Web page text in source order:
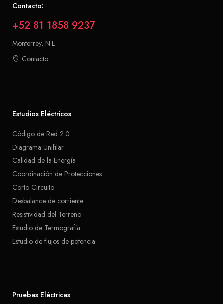
Contacto:
+52 81 1858 9237
Monterrey, N.L
Contacto
Estudios Eléctricos
Código de Red 2.0
Diagrama Unifilar
Calidad de la Energía
Coordinación de Protecciones
Corto Circuito
Desbalance de corriente
Resistividad del Terreno
Estudio de Termografía
Estudio de flujos de potencia
Pruebas Eléctricas